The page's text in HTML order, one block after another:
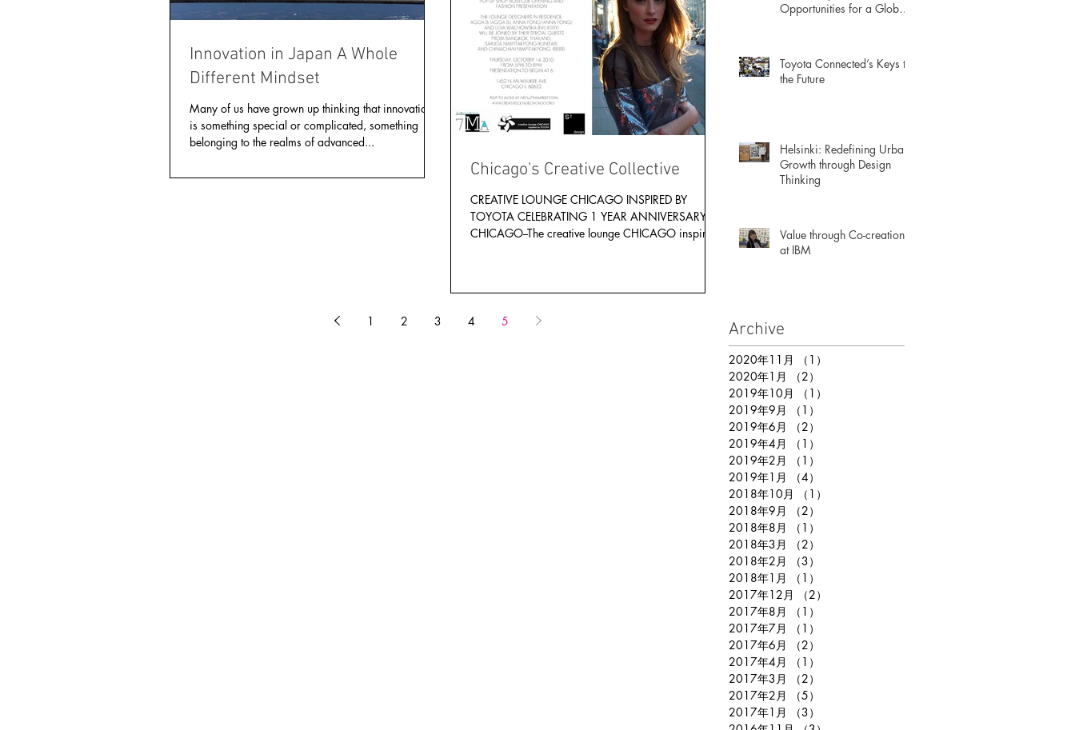
Innovation in Japan A Whole
Different Mindset
Many of us have grown up thinking that innovation
is something special or complicated, something
belonging to the realms of advanced...
Chicago's Creative Collective
CREATIVE LOUNGE CHICAGO INSPIRED BY
TOYOTA CELEBRATING 1 YEAR ANNIVERSARY
CHICAGO--The creative lounge CHICAGO inspired
1 2 3 4 5
Opportunities for a Global
Toyota Connected’s Keys to
the Future
Helsinki: Redefining Urban
Growth through Design
Thinking
Value through Co-creation
at IBM
Archive
2020年11月 （1）
2020年1月
（2）
2019年10月
（1）
2019年9月
（1）
2019年6月
（2）
2019年4月
（1）
2019年2月
（1）
2019年1月
（4）
2018年10月
（1）
2018年9月
（2）
2018年8月
（1）
2018年3月
（2）
2018年2月
（3）
2018年1月
（1）
2017年12月
（2）
2017年8月
（1）
2017年7月
（1）
2017年6月
（2）
2017年4月
（1）
2017年3月
（2）
2017年2月
（5）
2017年1月
（3）